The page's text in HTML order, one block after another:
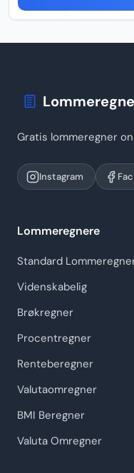
Gratis lommeregner
Instagram
Lommeregnere
Standard
Videnskabelig
Brøkregner
Procentregner
Renteberegner
Valutaomregner
BMI Beregner
Valuta Omregner